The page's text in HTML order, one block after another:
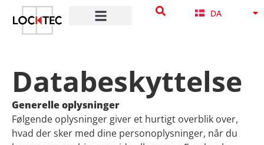
content DA
NB
Databeskyttelse
Generelle oplysninger
Følgende oplysninger giver et hurtigt overblik over,
hvad der sker med dine personoplysninger, når du